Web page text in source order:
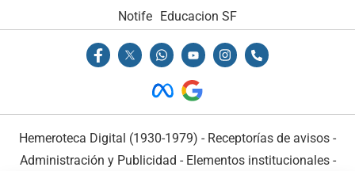
Notife
Educacion SF
Hemeroteca Digital (1930-1979) - Receptorías de avisos -
Administración y Publicidad - Elementos institucionales-